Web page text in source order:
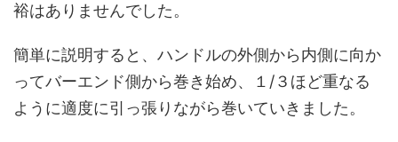
裕はありませんでした。
簡単に説明すると、ハンドルの外側から内側に向か
ってバーエンド側から巻き始め、１/３ほど重なる
ように適度に引っ張りながら巻いていきました。